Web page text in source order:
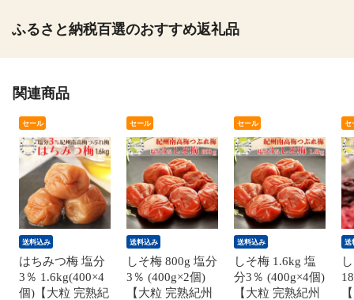
ふるさと納税百選のおすすめ返礼品
関連商品
セール
送料込み
はちみつ梅 塩分
3％ 1.6kg(400×4
個)【大粒 完熟紀
セール
送料込み
しそ梅 800g 塩分
3％ (400g×2個)
【大粒 完熟紀州
セール
送料込み
しそ梅 1.6kg 塩
分3％ (400g×4個)
【大粒 完熟紀州
セ
送